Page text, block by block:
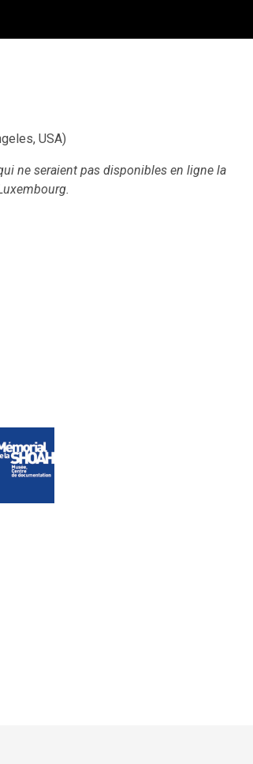
USA)
ne seraient pas disponibles en ligne la